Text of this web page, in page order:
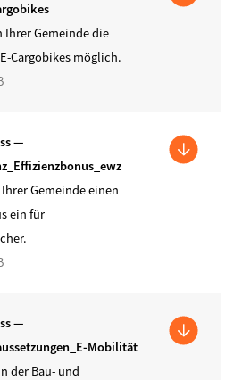
Ihrer Gemeinde die
Cargobikes möglich.
—
Gemeinde einen
ein für
—
Mobilität
der Bau- und